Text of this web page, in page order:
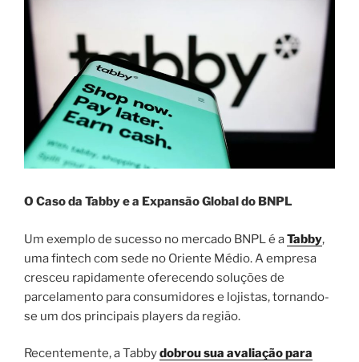
O Caso da Tabby e a Expansão Global do BNPL
Um exemplo de sucesso no mercado BNPL é aTabby,
uma fintech com sede no Oriente Médio. A empresa
cresceu rapidamente oferecendo soluções de
parcelamento para consumidores e lojistas, tornando-
se um dos principais players da região.
Recentemente, a Tabbydobrou sua avaliação para